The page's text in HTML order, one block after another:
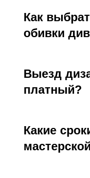
Как
обивки
Выезд
платный?
Какие